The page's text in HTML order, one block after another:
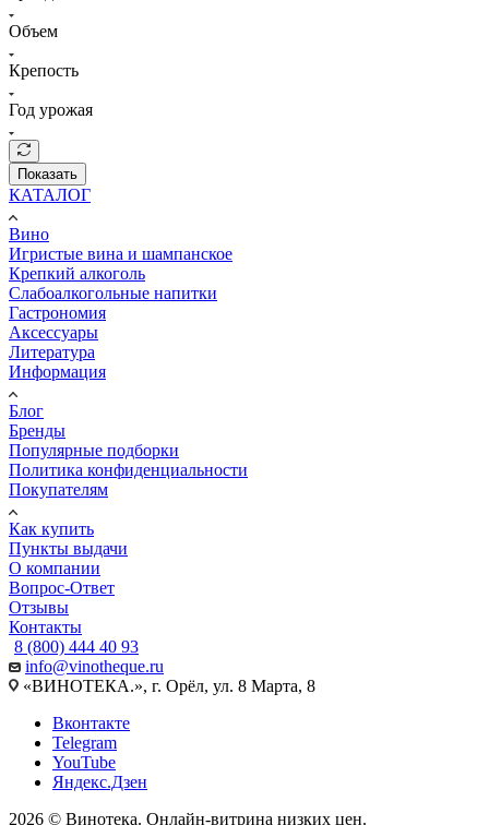
Объем
Крепость
Год урожая
Показать
КАТАЛОГ
Вино
Игристые вина и шампанское
Крепкий алкоголь
Слабоалкогольные напитки
Гастрономия
Аксессуары
Литература
Информация
Блог
Бренды
Популярные подборки
Политика конфиденциальности
Покупателям
Как купить
Пункты выдачи
О компании
Вопрос-Ответ
Отзывы
Контакты
8 (800) 444 40 93
info@vinotheque.ru
«ВИНОТЕКА.», г. Орёл, ул. 8 Марта, 8
Вконтакте
Telegram
YouTube
Яндекс.Дзен
2026 © Винотека. Онлайн-витрина низких цен.